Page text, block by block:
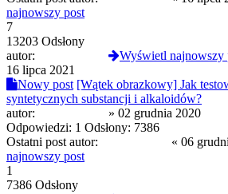
najnowszy post
7
13203 Odsłony
autor:
Wyświetl najnowszy
16 lipca 2021
Nowy post [Wątek obrazkowy] Jak
syntetycznych substancji i alkaloidów?
autor:
» 02 grudnia 2020
Odpowiedzi: 1 Odsłony: 7386
Ostatni post autor:
« 06
najnowszy post
1
7386 Odsłony